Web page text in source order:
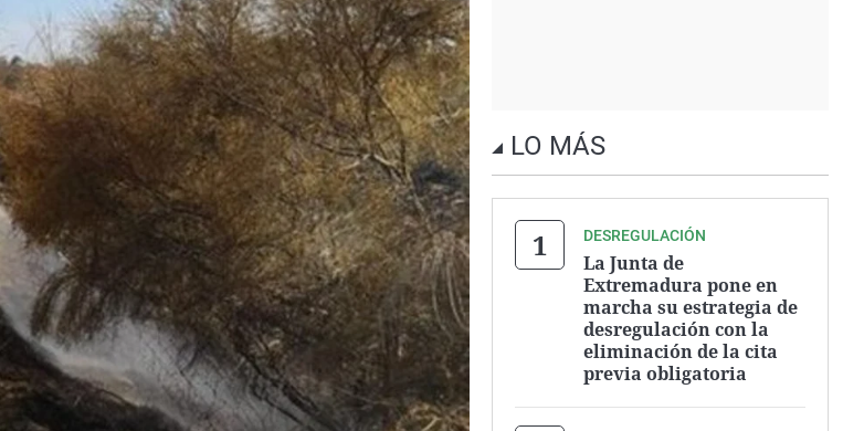
LO MÁS
DESREGULACIÓN
La Junta de
Extremadura pone en
marcha su estrategia de
desregulación con la
eliminación de la cita
previa obligatoria